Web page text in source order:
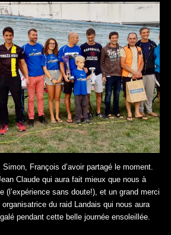
François d’avoir partagé le moment.
Claude qui aura fait mieux que nous à
(l’expérience sans doute!), et un grand merci
organisatrice du raid Landais qui nous aura
pendant cette belle journée ensoleillée.